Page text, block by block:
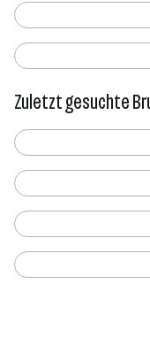
Zuletzt gesuchte